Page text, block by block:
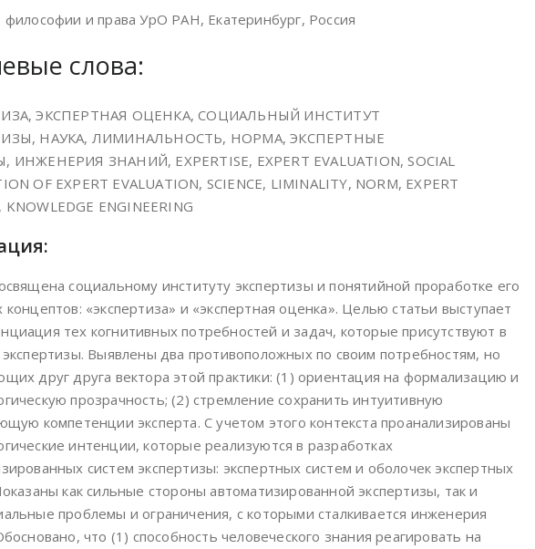
философии и права УрО РАН, Екатеринбург, Россия
слова:
ЭКСПЕРТНАЯ ОЦЕНКА, СОЦИАЛЬНЫЙ ИНСТИТУТ
НАУКА, ЛИМИНАЛЬНОСТЬ, НОРМА, ЭКСПЕРТНЫЕ
ИНЖЕНЕРИЯ ЗНАНИЙ, EXPERTISE, EXPERT EVALUATION, SOCIAL
OF EXPERT EVALUATION, SCIENCE, LIMINALITY, NORM, EXPERT
KNOWLEDGE ENGINEERING
социальному институту экспертизы и понятийной проработке его
концептов: «экспертиза» и «экспертная оценка». Целью статьи выступает
тех когнитивных потребностей и задач, которые присутствуют в
экспертизы. Выявлены два противоположных по своим потребностям, но
друг друга вектора этой практики: (1) ориентация на формализацию и
прозрачность; (2) стремление сохранить интуитивную
компетенции эксперта. С учетом этого контекста проанализированы
интенции, которые реализуются в разработках
систем экспертизы: экспертных систем и оболочек экспертных
как сильные стороны автоматизированной экспертизы, так и
проблемы и ограничения, с которыми сталкивается инженерия
что (1) способность человеческого знания реагировать на